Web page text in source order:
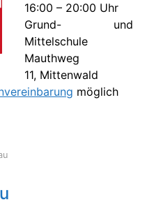
16:00 – 20:00 Uhr
Grund- und
Mittelschule
Mauthweg
11, Mittenwald
möglich